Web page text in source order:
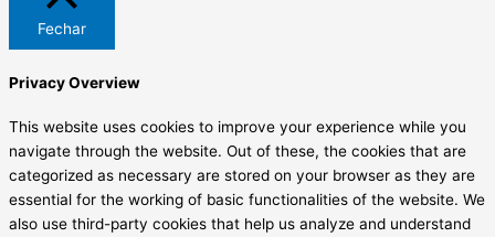
Fechar
Privacy Overview
This website uses cookies to improve your experience while you
navigate through the website. Out of these, the cookies that are
categorized as necessary are stored on your browser as they are
essential for the working of basic functionalities of the website. We
also use third-party cookies that help us analyze and understand